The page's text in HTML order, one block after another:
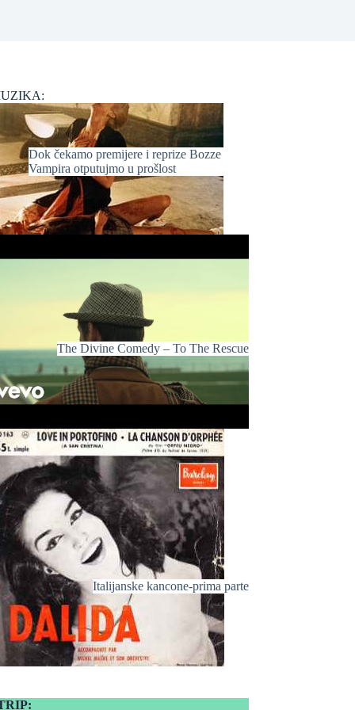
Dok čekamo premijere i reprize Bozze
Vampira otputujmo u prošlost
The Divine Comedy – To The Rescue
Italijanske kancone-prima parte